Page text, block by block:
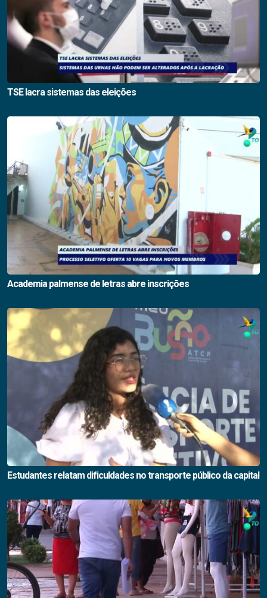
TSE lacra sistemas das eleições
Academia palmense de letras abre inscrições
Estudantes relatam dificuldades no transporte público da capital